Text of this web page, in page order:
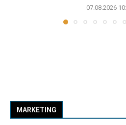
07.08.2026
MARKETING